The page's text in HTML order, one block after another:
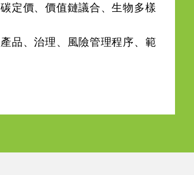
定價、價值鏈議合、生物多樣
品、治理、風險管理程序、範